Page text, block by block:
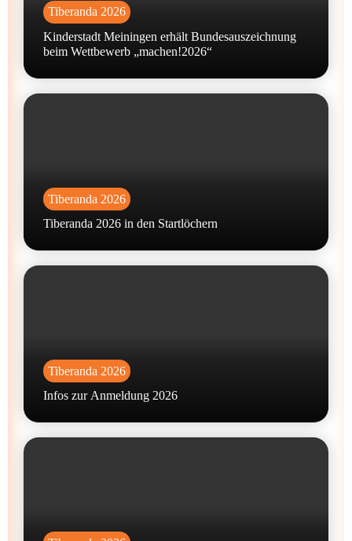
Tiberanda 2026
Kinderstadt Meiningen erhält Bundesauszeichnung
beim Wettbewerb „machen!2026“
Tiberanda 2026
Tiberanda 2026 in den Startlöchern
Tiberanda 2026
Infos zur Anmeldung 2026